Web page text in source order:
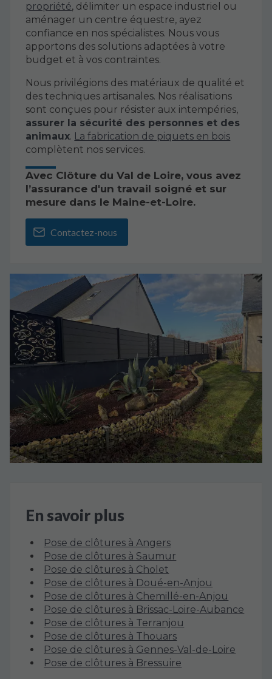
propriété, délimiter un espace industriel ou
aménager un centre équestre, ayez
confiance en nos spécialistes. Nous vous
apportons des solutions adaptées à votre
budget et à vos contraintes.
Nous privilégions des matériaux de qualité et
des techniques artisanales. Nos réalisations
sont conçues pour résister aux intempéries,
assurer la sécurité des personnes et des
animaux. La fabrication de piquets en bois
complètent nos services.
Avec Clôture du Val de Loire, vous avez
l’assurance d'un travail soigné et sur
mesure dans le Maine-et-Loire.
Contactez-nous
En savoir plus
Pose de clôtures à Angers
Pose de clôtures à Saumur
Pose de clôtures à Cholet
Pose de clôtures à Doué-en-Anjou
Pose de clôtures à Chemillé-en-Anjou
Pose de clôtures à Brissac-Loire-Aubance
Pose de clôtures à Terranjou
Pose de clôtures à Thouars
Pose de clôtures à Gennes-Val-de-Loire
Pose de clôtures à Bressuire